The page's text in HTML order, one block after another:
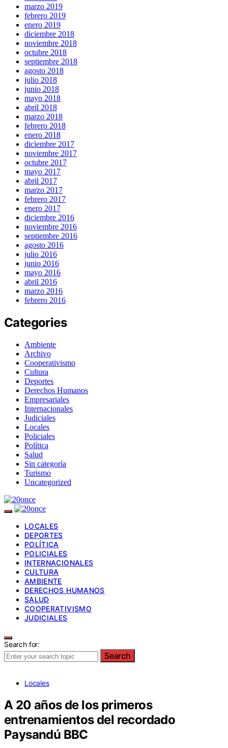
marzo 2019
febrero 2019
enero 2019
diciembre 2018
noviembre 2018
octubre 2018
septiembre 2018
agosto 2018
julio 2018
junio 2018
mayo 2018
abril 2018
marzo 2018
febrero 2018
enero 2018
diciembre 2017
noviembre 2017
octubre 2017
mayo 2017
abril 2017
marzo 2017
febrero 2017
enero 2017
diciembre 2016
noviembre 2016
septiembre 2016
agosto 2016
julio 2016
junio 2016
mayo 2016
abril 2016
marzo 2016
febrero 2016
Categories
Ambiente
Archivo
Cooperativismo
Cultura
Deportes
Derechos Humanos
Empresariales
Internacionales
Judiciales
Locales
Policiales
Política
Salud
Sin categoría
Turismo
Uncategorized
LOCALES
DEPORTES
POLÍTICA
POLICIALES
INTERNACIONALES
CULTURA
AMBIENTE
DERECHOS HUMANOS
SALUD
COOPERATIVISMO
JUDICIALES
Search for:
Search
Locales
A 20 años de los primeros
entrenamientos del recordado
Paysandú BBC